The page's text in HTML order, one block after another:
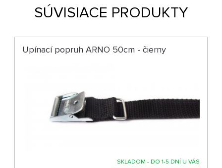
SÚVISIACE PRODUKTY
Upínací popruh ARNO 50cm - čierny
SKLADOM - DO 1-5 DNÍ U VÁS